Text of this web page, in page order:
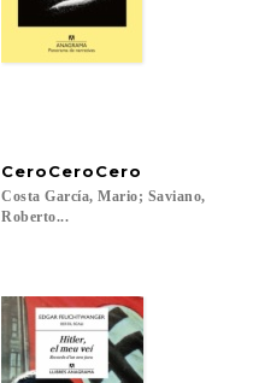
CeroCeroCero
Costa García, Mario; Saviano,
Roberto...